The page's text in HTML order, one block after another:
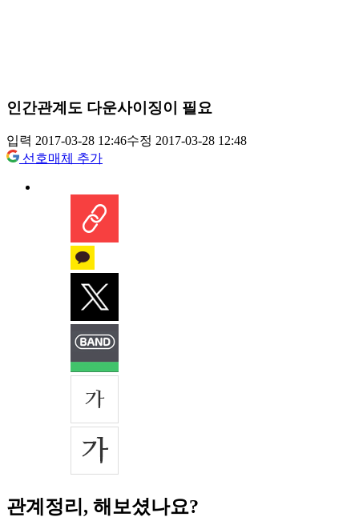
인간관계도 다운사이징이 필요
입력 2017-03-28 12:46수정 2017-03-28 12:48
선호매체 추가
관계정리, 해보셨나요?